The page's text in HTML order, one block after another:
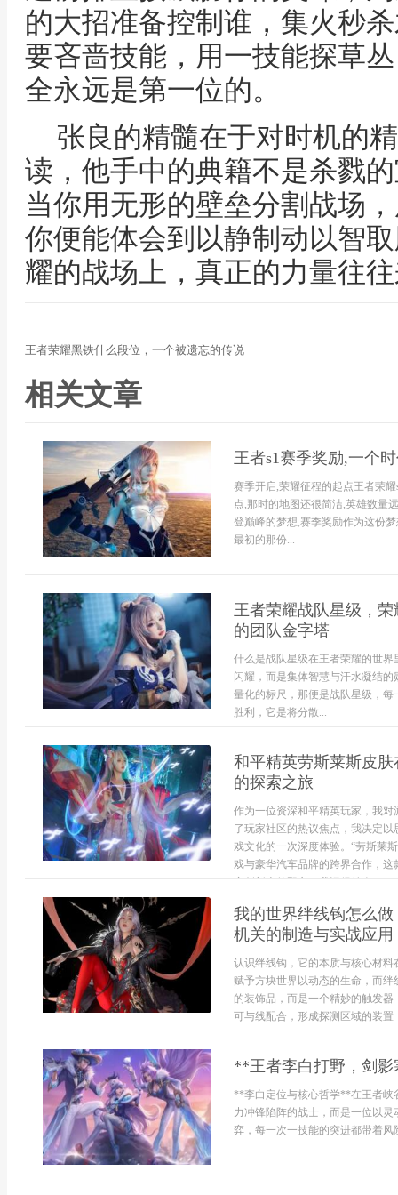
的大招准备控制谁，集火秒
要吝啬技能，用一技能探草
全永远是第一位的。
张良的精髓在于对时机的
读，他手中的典籍不是杀戮
当你用无形的壁垒分割战场
你便能体会到以静制动以智
耀的战场上，真正的力量往
王者荣耀黑铁什么段位，一个被遗忘的传说
相关文章
王者s1赛季奖励,一个
赛季开启,荣耀征程的起点王者荣
点,那时的地图还很简洁,英雄数量
登巅峰的梦想,赛季奖励作为这份
最初的那份...
王者荣耀战队星级，
的团队金字塔
什么是战队星级在王者荣耀的世
闪耀，而是集体智慧与汗水凝结
量化的标尺，那便是战队星级，
胜利，它是将分散...
和平精英劳斯莱斯皮
的探索之旅
作为一位资深和平精英玩家，我
了玩家社区的热议焦点，我决定
戏文化的一次深度体验。“劳斯莱
戏与豪华汽车品牌的跨界合作，
容创新上的野心，我记得首次...
我的世界绊线钩怎么
机关的制造与实战应用
认识绊线钩，它的本质与核心材
赋予方块世界以动态的生命，而
的装饰品，而是一个精妙的触发
可与线配合，形成探测区域的装置
**王者李白打野，剑
**李白定位与核心哲学**在王者峡
力冲锋陷阵的战士，而是一位以
弈，每一次一技能的突进都带着